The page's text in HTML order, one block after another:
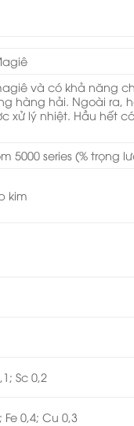
và có khả năng
hàng hải. Ngoài ra,
xử lý nhiệt. Hầu hết
5000 series (% trọng
kim
Sc 0,2
Fe 0,4; Cu 0,3